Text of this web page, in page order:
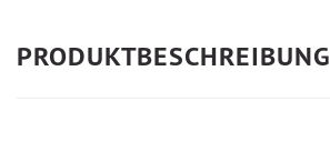
PRODUKTBESCHREIBUNG